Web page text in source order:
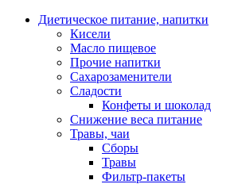
Диетическое питание, напитки
Кисели
Масло пищевое
Прочие напитки
Сахарозаменители
Сладости
Конфеты и шоколад
Снижение веса питание
Травы, чаи
Сборы
Травы
Фильтр-пакеты